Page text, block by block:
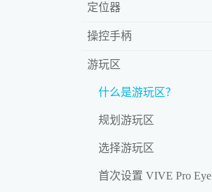
定位器
操控手柄
游玩区
什么是游玩区？
规划游玩区
选择游玩区
首次设置 VIVE Pro Eye